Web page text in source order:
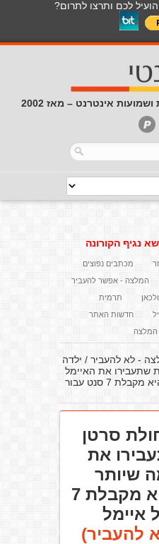
לכם ותרצו לתרום?
אינטרנט – מאז 2002
נגיף הקורונה
מכתבים נפוצים
המלצה - אפשר להעביר
תרמית
חדשות האתר
המלצה
- לא להעביר / ילדה
שתעבירו את האיימל
לכמה שיותר אנשים כי היא מקבלת 7 סנט עבור
בת 7 חולת סרטן
את
שיותר
אנשים כי היא מקבלת 7
איימל
להעביר)